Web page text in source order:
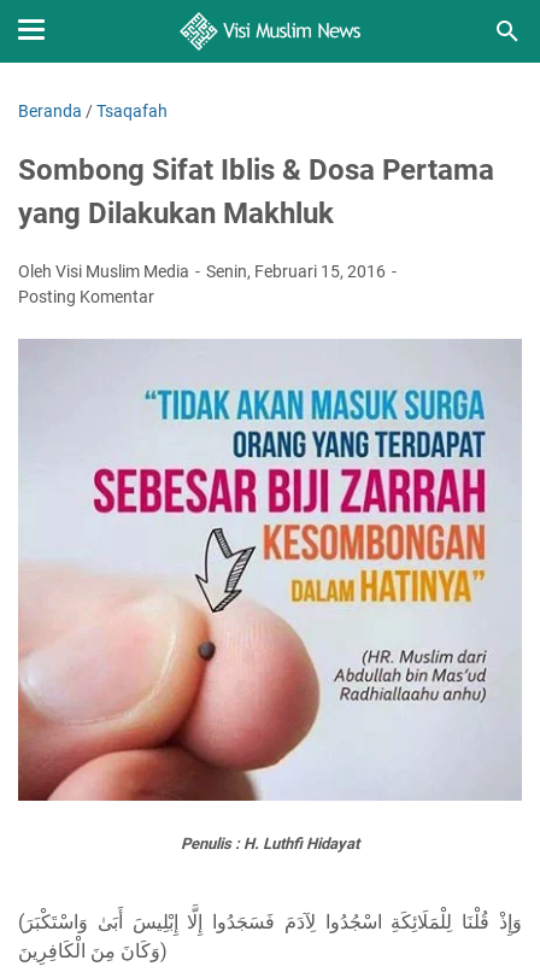
Beranda /Tsaqafah
Sombong Sifat Iblis & Dosa Pertama
yang Dilakukan Makhluk
Oleh Visi Muslim Media
Senin, Februari 15, 2016
Posting Komentar
Penulis : H. Luthfi Hidayat
(وَإِذْ قُلْنَا لِلْمَلَائِكَةِ اسْجُدُوا لِآدَمَ فَسَجَدُوا إِلَّا إِبْلِيسَ أَبَىٰ وَاسْتَكْبَرَ
وَكَانَ مِنَ الْكَافِرِينَ)